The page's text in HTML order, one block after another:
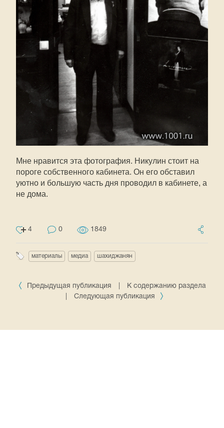
Мне нравится эта фотография. Никулин стоит на
пороге собственного кабинета. Он его обставил
уютно и большую часть дня проводил в кабинете, а
не дома.
4 0 1849
материалы медиа шахиджанян
Предыдущая публикация
К содержанию раздела
Следующая публикация